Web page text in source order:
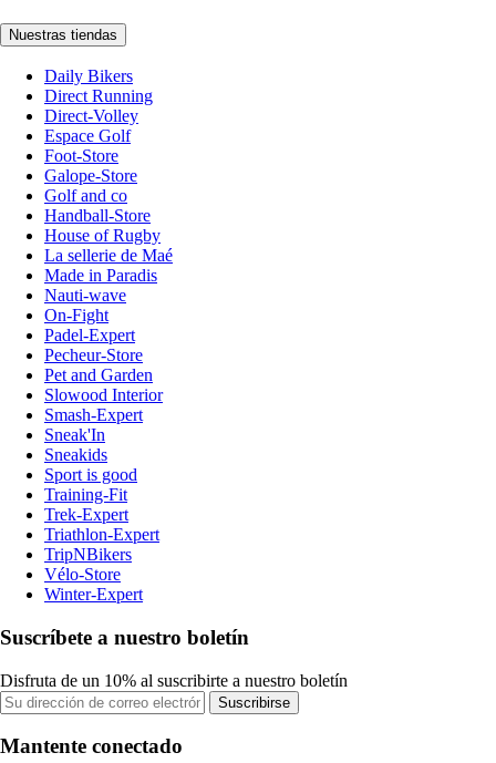
Nuestras tiendas
Daily Bikers
Direct Running
Direct-Volley
Espace Golf
Foot-Store
Galope-Store
Golf and co
Handball-Store
House of Rugby
La sellerie de Maé
Made in Paradis
Nauti-wave
On-Fight
Padel-Expert
Pecheur-Store
Pet and Garden
Slowood Interior
Smash-Expert
Sneak'In
Sneakids
Sport is good
Training-Fit
Trek-Expert
Triathlon-Expert
TripNBikers
Vélo-Store
Winter-Expert
Suscríbete a nuestro boletín
Disfruta de un 10% al suscribirte a nuestro boletín
Suscribirse
Mantente conectado